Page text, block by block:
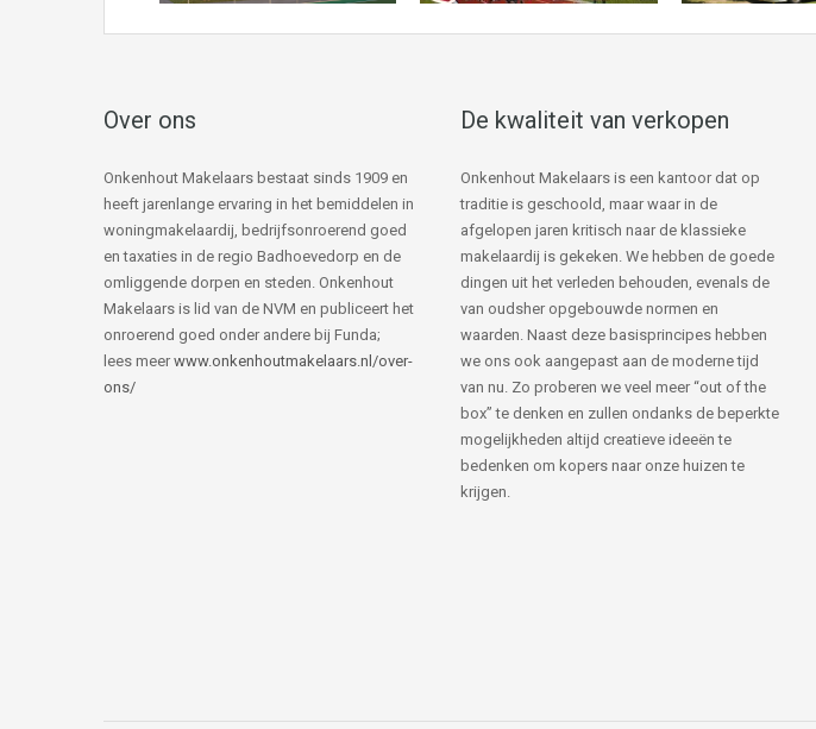
Over ons
Onkenhout Makelaars bestaat sinds 1909 en
heeft jarenlange ervaring in het bemiddelen in
woningmakelaardij, bedrijfsonroerend goed
en taxaties in de regio Badhoevedorp en de
omliggende dorpen en steden. Onkenhout
Makelaars is lid van de NVM en publiceert het
onroerend goed onder andere bij Funda;
lees meer www.onkenhoutmakelaars.nl/over-
ons/
De kwaliteit van verkopen
Onkenhout Makelaars is een kantoor dat op
traditie is geschoold, maar waar in de
afgelopen jaren kritisch naar de klassieke
makelaardij is gekeken. We hebben de goede
dingen uit het verleden behouden, evenals de
van oudsher opgebouwde normen en
waarden. Naast deze basisprincipes hebben
we ons ook aangepast aan de moderne tijd
van nu. Zo proberen we veel meer “out of the
box” te denken en zullen ondanks de beperkte
mogelijkheden altijd creatieve ideeën te
bedenken om kopers naar onze huizen te
krijgen.